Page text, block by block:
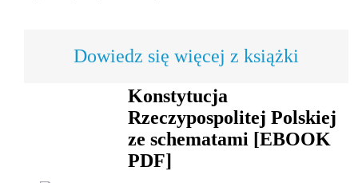
Dowiedz się więcej z książki
Konstytucja
Rzeczypospolitej Polskiej
ze schematami [EBOOK
PDF]